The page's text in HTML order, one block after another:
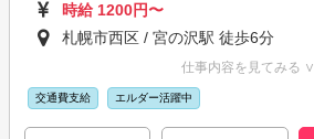
時給 1200円〜
札幌市西区 / 宮の沢駅 徒歩6分
仕事内容を見てみる ∨
交通費支給 エルダー活躍中